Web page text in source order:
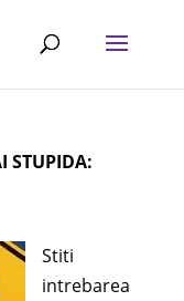
STUPIDA:
Stiti
intrebarea